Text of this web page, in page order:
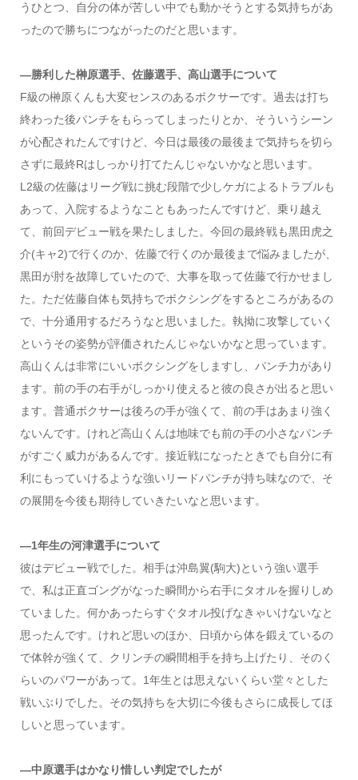
うひとつ、自分の体が苦しい中でも動かそうとする気持ちがあ
ったので勝ちにつながったのだと思います。
―勝利した榊原選手、佐藤選手、高山選手について
F級の榊原くんも大変センスのあるボクサーです。過去は打ち
終わった後パンチをもらってしまったりとか、そういうシーン
が心配されたんですけど、今日は最後の最後まで気持ちを切ら
さずに最終Rはしっかり打てたんじゃないかなと思います。
L2級の佐藤はリーグ戦に挑む段階で少しケガによるトラブルも
あって、入院するようなこともあったんですけど、乗り越え
て、前回デビュー戦を果たしました。今回の最終戦も黒田虎之
介(キャ2)で行くのか、佐藤で行くのか最後まで悩みましたが、
黒田が肘を故障していたので、大事を取って佐藤で行かせまし
た。ただ佐藤自体も気持ちでボクシングをするところがあるの
で、十分通用するだろうなと思いました。執拗に攻撃していく
というその姿勢が評価されたんじゃないかなと思っています。
高山くんは非常にいいボクシングをしますし、パンチ力があり
ます。前の手の右手がしっかり使えると彼の良さが出ると思い
ます。普通ボクサーは後ろの手が強くて、前の手はあまり強く
ないんです。けれど高山くんは地味でも前の手の小さなパンチ
がすごく威力があるんです。接近戦になったときでも自分に有
利にもっていけるような強いリードパンチが持ち味なので、そ
の展開を今後も期待していきたいなと思います。
―1年生の河津選手について
彼はデビュー戦でした。相手は沖島翼(駒大)という強い選手
で、私は正直ゴングがなった瞬間から右手にタオルを握りしめ
ていました。何かあったらすぐタオル投げなきゃいけないなと
思ったんです。けれど思いのほか、日頃から体を鍛えているの
で体幹が強くて、クリンチの瞬間相手を持ち上げたり、そのく
らいのパワーがあって。1年生とは思えないくらい堂々とした
戦いぶりでした。その気持ちを大切に今後もさらに成長してほ
しいと思っています。
―中原選手はかなり惜しい判定でしたが